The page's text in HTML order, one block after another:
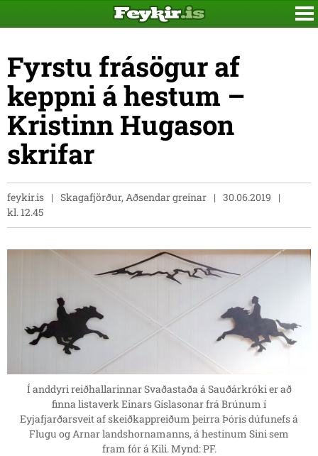
Fyrstu frásögur af
keppni á hestum –
Kristinn Hugason
skrifar
feykir.is Skagafjörður, Aðsendar greinar
30.06.2019
kl. 12.45
Í anddyri reiðhallarinnar Svaðastaða á Sauðárkróki er að
finna listaverk Einars Gíslasonar frá Brúnum í
Eyjafjarðarsveit af skeiðkappreiðum þeirra Þóris dúfunefs á
Flugu og Arnar landshornamanns, á hestinum Sini sem
fram fór á Kili. Mynd: PF.